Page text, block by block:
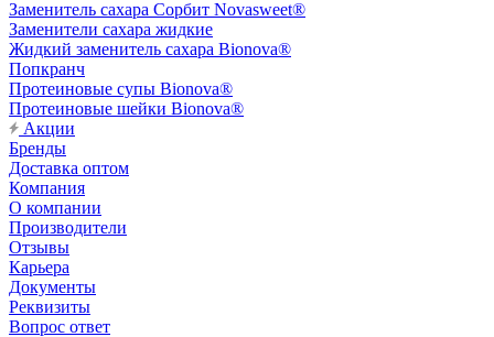
Заменитель сахара Сорбит Novasweet®
Заменители сахара жидкие
Жидкий заменитель сахара Bionova®
Попкранч
Протеиновые супы Bionova®
Протеиновые шейки Bionova®
Акции
Бренды
Доставка оптом
Компания
О компании
Производители
Отзывы
Карьера
Документы
Реквизиты
Вопрос ответ